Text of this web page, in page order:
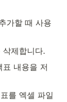
가할 때 사용
제합니다.
내용을 저
를 엑셀 파일